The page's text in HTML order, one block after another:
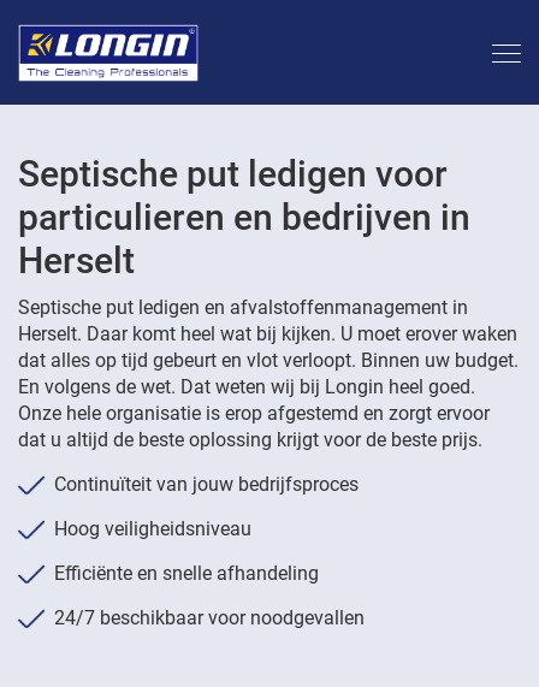
Septische put ledigen voor
particulieren en bedrijven in
Herselt
Septische put ledigen en afvalstoffenmanagement in
Herselt. Daar komt heel wat bij kijken. U moet erover waken
dat alles op tijd gebeurt en vlot verloopt. Binnen uw budget.
En volgens de wet. Dat weten wij bij Longin heel goed.
Onze hele organisatie is erop afgestemd en zorgt ervoor
dat u altijd de beste oplossing krijgt voor de beste prijs.
Continuïteit van jouw bedrijfsproces
Hoog veiligheidsniveau
Efficiënte en snelle afhandeling
24/7 beschikbaar voor noodgevallen